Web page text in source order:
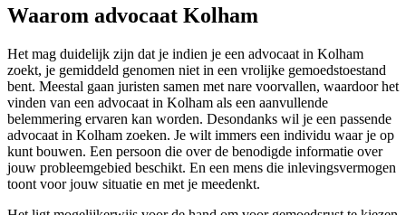
Waarom advocaat Kolham
Het mag duidelijk zijn dat je indien je een advocaat in Kolham
zoekt, je gemiddeld genomen niet in een vrolijke gemoedstoestand
bent. Meestal gaan juristen samen met nare voorvallen, waardoor het
vinden van een advocaat in Kolham als een aanvullende
belemmering ervaren kan worden. Desondanks wil je een passende
advocaat in Kolham zoeken. Je wilt immers een individu waar je op
kunt bouwen. Een persoon die over de benodigde informatie over
jouw probleemgebied beschikt. En een mens die inlevingsvermogen
toont voor jouw situatie en met je meedenkt.